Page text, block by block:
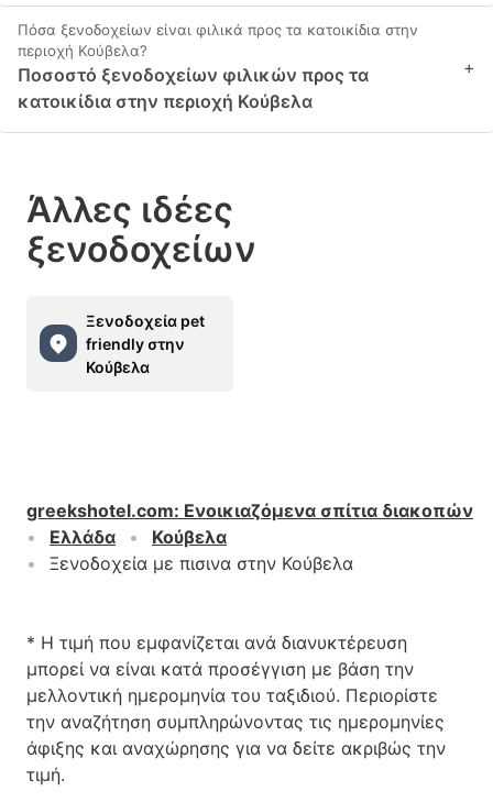
Πόσα ξενοδοχείων είναι φιλικά προς τα κατοικίδια στην
περιοχή Κούβελα?
Ποσοστό ξενοδοχείων φιλικών προς τα
κατοικίδια στην περιοχή Κούβελα
+
Άλλες ιδέες
ξενοδοχείων
Ξενοδοχεία pet
friendly στην
Κούβελα
greekshotel.com: Ενοικιαζόμενα σπίτια διακοπών
Ελλάδα
Κούβελα
Ξενοδοχεία με πισινα στην Κούβελα
* Η τιμή που εμφανίζεται ανά διανυκτέρευση
μπορεί να είναι κατά προσέγγιση με βάση την
μελλοντική ημερομηνία του ταξιδιού. Περιορίστε
την αναζήτηση συμπληρώνοντας τις ημερομηνίες
άφιξης και αναχώρησης για να δείτε ακριβώς την
τιμή.